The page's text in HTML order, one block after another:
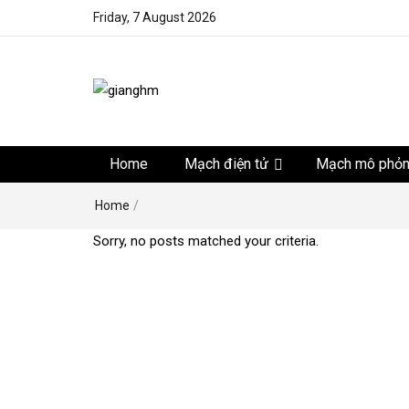
Friday, 7 August 2026
Home Mạch điện tử Mạch mô
Home /
Sorry, no posts matched your criteria.